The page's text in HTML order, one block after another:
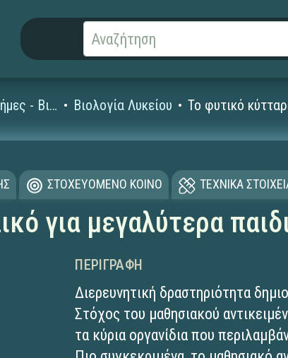
Φυσικές Επιστήμες - Βιολογία Βιολογία Λυκείου Το φυτικό
ΣΤΟΧΕΥΟΜΕΝΟ ΚΟΙΝΟ ΤΕΧΝΙΚΑ
για μεγαλύτερα
ΠΕΡΙΓΡΑΦΉ
Διερευνητική δραστηριότητα
Στόχος του μαθησιακού
τα κύρια οργανίδια που